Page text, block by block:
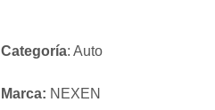
Categoría: Auto
Marca: NEXEN